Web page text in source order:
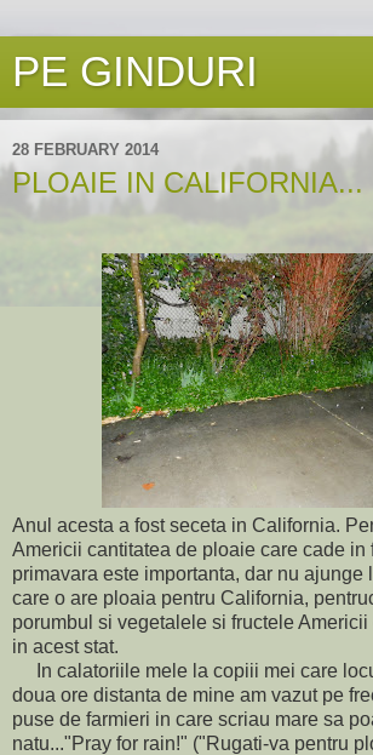
PE GINDURI
28 FEBRUARY 2014
PLOAIE IN CALIFORNIA...
Anul acesta a fost seceta in California.
Americii cantitatea de ploaie care cade in
primavara este importanta, dar nu ajunge
care o are ploaia pentru California,
porumbul si vegetalele si fructele
in acest stat.
In calatoriile mele la copiii mei care
doua ore distanta de mine am vazut pe
puse de farmieri in care scriau mare sa
natu..."Pray for rain!" ("Rugati-va pentru